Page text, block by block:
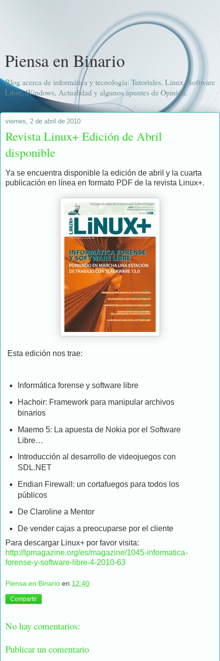
Piensa en Binario
Blog acerca de informática y tecnología: Tutoriales, Linux, Software
Libre, Windows, Actualidad y algunos apuntes de Opinión.
viernes, 2 de abril de 2010
Revista Linux+ Edición de Abril
disponible
Ya se encuentra disponible la edición de abril y la cuarta
publicación en línea en formato PDF de la revista Linux+.
Esta edición nos trae:
Informática forense y software libre
Hachoir: Framework para manipular archivos
binarios
Maemo 5: La apuesta de Nokia por el Software
Libre…
Introducción al desarrollo de videojuegos con
SDL.NET
Endian Firewall: un cortafuegos para todos los
públicos
De Claroline a Mentor
De vender cajas a preocuparse por el cliente
Para descargar Linux+ por favor visita:
http://lpmagazine.org/es/magazine/1045-informatica-
forense-y-software-libre-4-2010-63
Piensa en Binario en 12:40
Compartir
No hay comentarios:
Publicar un comentario